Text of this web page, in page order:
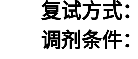
复试方式：
调剂条件：